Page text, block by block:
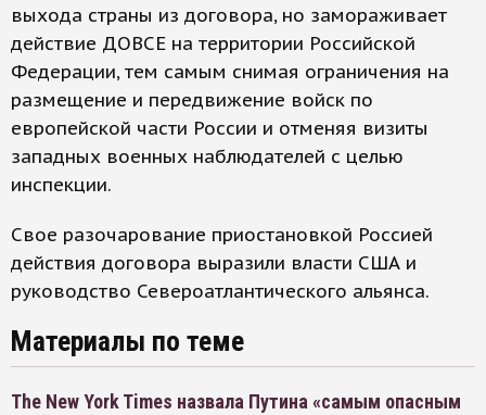
выхода страны из договора, но замораживает
действие ДОВСЕ на территории Российской
Федерации, тем самым снимая ограничения на
размещение и передвижение войск по
европейской части России и отменяя визиты
западных военных наблюдателей с целью
инспекции.
Свое разочарование приостановкой Россией
действия договора выразили власти США и
руководство Североатлантического альянса.
Материалы по теме
The New York Times назвала Путина «самым опасным